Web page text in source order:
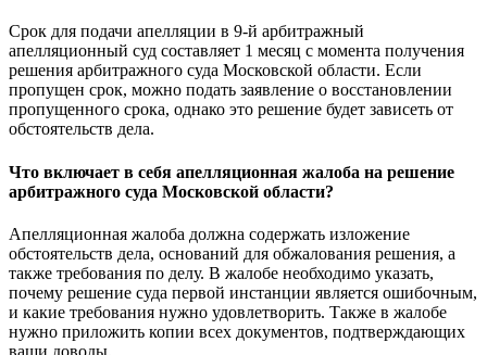
Срок для подачи апелляции в 9-й арбитражный
апелляционный суд составляет 1 месяц с момента получения
решения арбитражного суда Московской области. Если
пропущен срок, можно подать заявление о восстановлении
пропущенного срока, однако это решение будет зависеть от
обстоятельств дела.
Что включает в себя апелляционная жалоба на решение
арбитражного суда Московской области?
Апелляционная жалоба должна содержать изложение
обстоятельств дела, оснований для обжалования решения, а
также требования по делу. В жалобе необходимо указать,
почему решение суда первой инстанции является ошибочным,
и какие требования нужно удовлетворить. Также в жалобе
нужно приложить копии всех документов, подтверждающих
ваши доводы.